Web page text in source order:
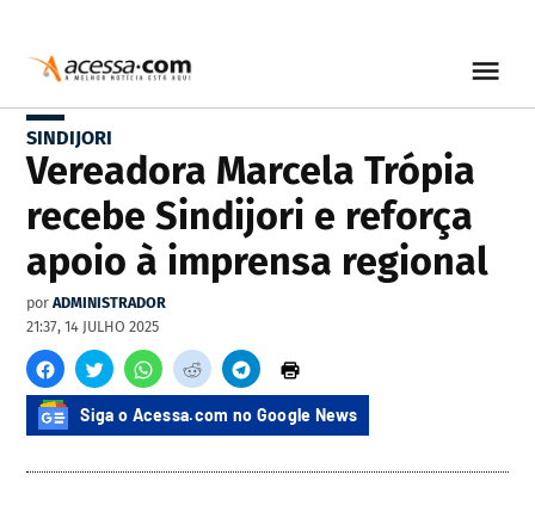
SINDIJORI
Vereadora Marcela Trópia
recebe Sindijori e reforça
apoio à imprensa regional
por ADMINISTRADOR
21:37, 14 JULHO 2025
Siga o Acessa.com no Google News